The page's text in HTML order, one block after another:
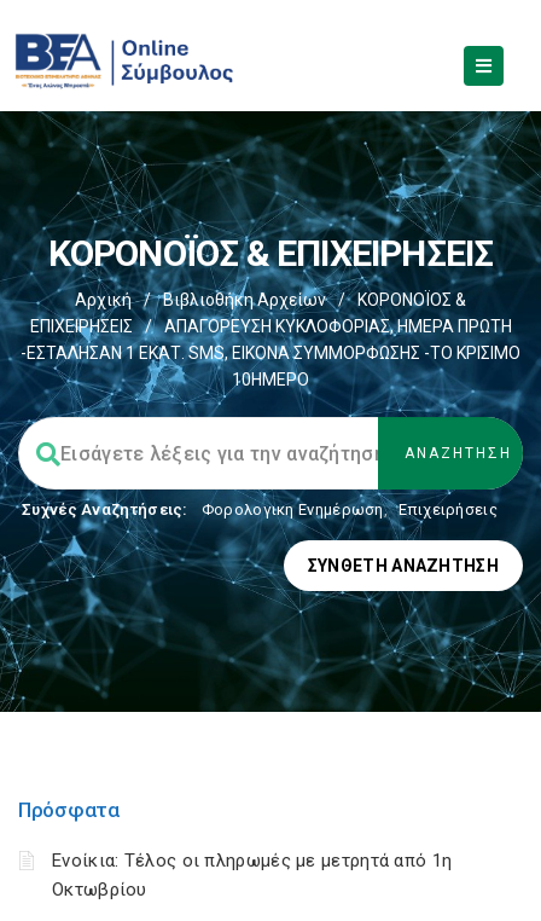
ΚΟΡΟΝΟΪΟΣ & ΕΠΙΧΕΙΡΗΣΕΙΣ
Αρχική / Βιβλιοθήκη Αρχείων /
ΚΟΡΟΝΟΪΟΣ &
ΕΠΙΧΕΙΡΗΣΕΙΣ
/
ΑΠΑΓΟΡΕΥΣΗ ΚΥΚΛΟΦΟΡΙΑΣ, ΗΜΕΡΑ ΠΡΩΤΗ
-ΕΣΤΑΛΗΣΑΝ 1 ΕΚΑΤ. SMS, ΕΙΚΟΝΑ ΣΥΜΜΟΡΦΩΣΗΣ -ΤΟ ΚΡΙΣΙΜΟ
10ΗΜΕΡΟ
Συχνές Αναζητήσεις: Φορολογικη Ενημέρωση, Επιχειρήσεις
ΣΎΝΘΕΤΗ ΑΝΑΖΉΤΗΣΗ
Πρόσφατα
Ενοίκια: Τέλος οι πληρωμές με μετρητά από 1η
Οκτωβρίου